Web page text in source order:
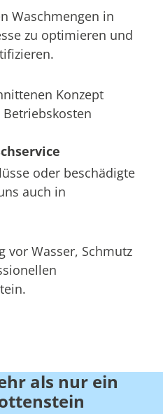
Waschmengen in
zu optimieren und
Konzept
oder beschädigte
auch in
vor Wasser, Schmutz
als nur ein